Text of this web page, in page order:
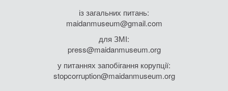
із загальних питань:
maidanmuseum@gmail.com
для ЗМІ:
press@maidanmuseum.org
у питаннях запобігання корупції:
stopcorruption@maidanmuseum.org